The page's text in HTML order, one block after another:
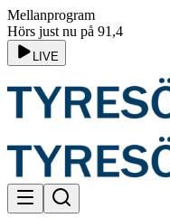
Mellanprogram
Hörs just nu på 91,4
LIVE